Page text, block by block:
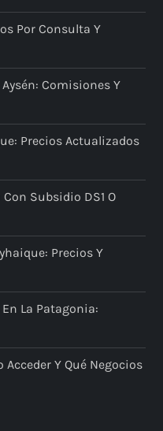
Por Consulta Y
Comisiones Y
Precios Actualizados
Subsidio DS1 O
Precios Y
La Patagonia:
Y Qué Negocios